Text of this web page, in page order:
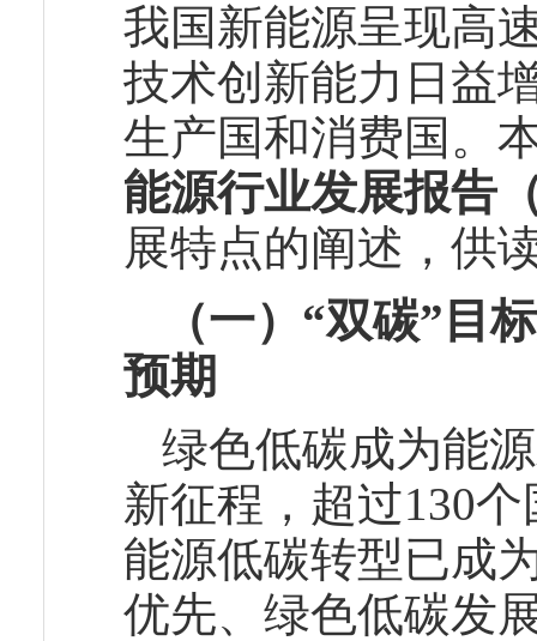
我国新能源呈现高
技术创新能力日益
生产国和消费国。
能源行业发展报告
展特点的阐述，供
（一）“双碳”目
预期
绿色低碳成为能
新征程，超过130
能源低碳转型已成
优先、绿色低碳发